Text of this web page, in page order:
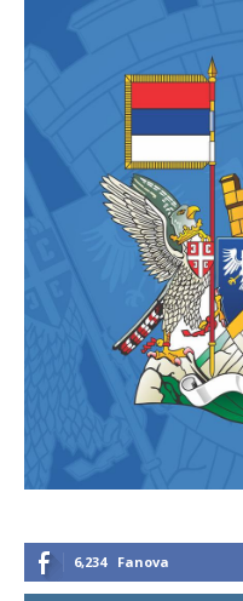
6,234 Fanova